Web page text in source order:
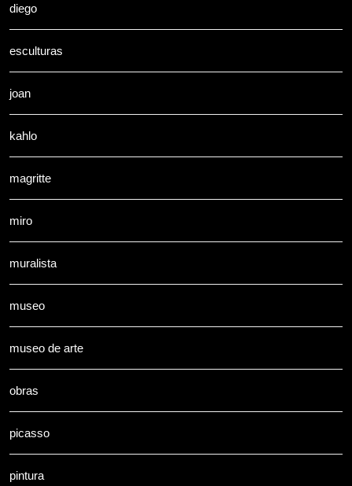
diego
esculturas
joan
kahlo
magritte
miro
muralista
museo
museo de arte
obras
picasso
pintura